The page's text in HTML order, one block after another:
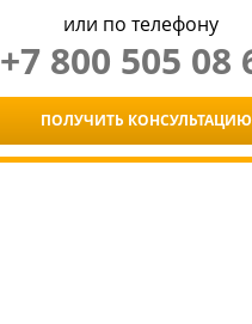
или по телефону
+7 800 505 08
ПОЛУЧИТЬ КОНСУЛЬТАЦИЮ